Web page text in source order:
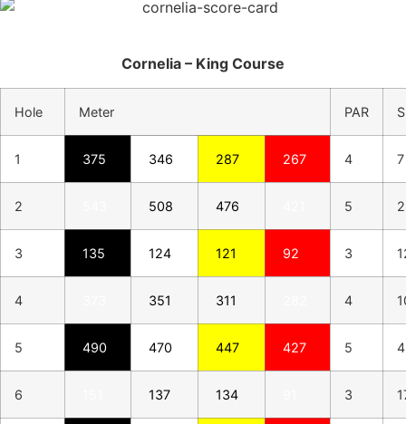
Cornelia – King Course
Hole Meter PAR
1 375 346 287 267 4 7
2 508 476 5 2
3 135 124 121 92 3
4 351 311 4
5 490 470 447 427 5 4
6 137 134 3